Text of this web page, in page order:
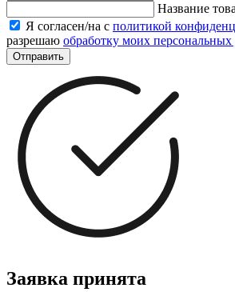
Название
Я согласен/на с политикой
разрешаю обработку моих
Отправить
Заявка принята